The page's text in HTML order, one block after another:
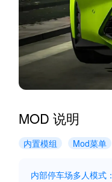
MOD 说明
内置模组 Mod菜单
内部停车场多人模式：